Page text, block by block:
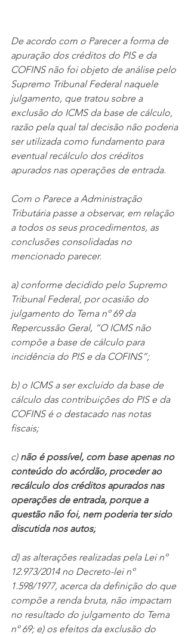
De acordo com o Parecer a forma de
apuração dos créditos do PIS e da
COFINS não foi objeto de análise pelo
Supremo Tribunal Federal naquele
julgamento, que tratou sobre a
exclusão do ICMS da base de cálculo,
razão pela qual tal decisão não poderia
ser utilizada como fundamento para
eventual recálculo dos créditos
apurados nas operações de entrada.
Com o Parece a Administração
Tributária passe a observar, em relação
a todos os seus procedimentos, as
conclusões consolidadas no
mencionado parecer.
a) conforme decidido pelo Supremo
Tribunal Federal, por ocasião do
julgamento do Tema nº 69 da
Repercussão Geral, “O ICMS não
compõe a base de cálculo para
incidência do PIS e da COFINS”;
b) o ICMS a ser excluído da base de
cálculo das contribuições do PIS e da
COFINS é o destacado nas notas
fiscais;
c) não é possível, com base apenas no
conteúdo do acórdão, proceder ao
recálculo dos créditos apurados nas
operações de entrada, porque a
questão não foi, nem poderia ter sido
discutida nos autos;
d) as alterações realizadas pela Lei nº
12.973/2014 no Decreto-lei nº
1.598/1977, acerca da definição do que
compõe a renda bruta, não impactam
no resultado do julgamento do Tema
nº 69; e) os efeitos da exclusão do